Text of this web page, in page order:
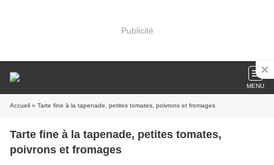
Publicité
MENU
Accueil » Tarte fine à la tapenade, petites tomates, poivrons et fromages
Tarte fine à la tapenade, petites tomates,
poivrons et fromages